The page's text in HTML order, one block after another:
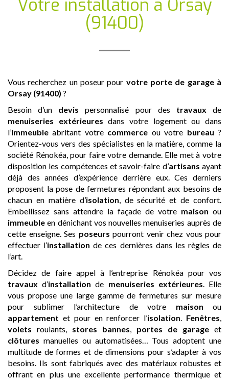
Votre installation à Orsay
(91400)
Vous recherchez un poseur pour votre porte de garage à
Orsay (91400) ?
Besoin d’un devis personnalisé pour des travaux de
menuiseries extérieures dans votre logement ou dans
l’immeuble abritant votre commerce ou votre bureau ?
Orientez-vous vers des spécialistes en la matière, comme la
société Rénokéa, pour faire votre demande. Elle met à votre
disposition les compétences et savoir-faire d’artisans ayant
déjà des années d’expérience derrière eux. Ces derniers
proposent la pose de fermetures répondant aux besoins de
chacun en matière d’isolation, de sécurité et de confort.
Embellissez sans attendre la façade de votre maison ou
immeuble en dénichant vos nouvelles menuiseries auprès de
cette enseigne. Ses poseurs pourront venir chez vous pour
effectuer l’installation de ces dernières dans les règles de
l’art.
Décidez de faire appel à l’entreprise Rénokéa pour vos
travaux d’installation de menuiseries extérieures. Elle
vous propose une large gamme de fermetures sur mesure
pour sublimer l’architecture de votre maison ou
appartement et pour en renforcer l’isolation. Fenêtres,
volets roulants, stores bannes, portes de garage et
clôtures manuelles ou automatisées… Tous adoptent une
multitude de formes et de dimensions pour s’adapter à vos
besoins. Ils sont fabriqués avec des matériaux robustes et
offrant en plus une excellente performance thermique et